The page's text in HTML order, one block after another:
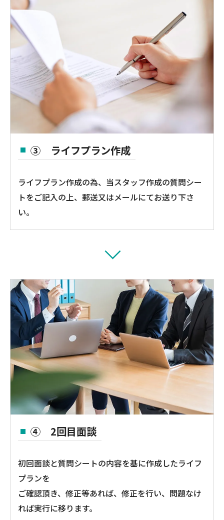
③ ライフプラン作成
ライフプラン作成の為、当スタッフ作成の質問シー
トをご記入の上、郵送又はメールにてお送り下さ
い。
④ 2回目面談
初回面談と質問シートの内容を基に作成したライフ
プランを
ご確認頂き、修正等あれば、修正を行い、問題なけ
れば実行に移ります。